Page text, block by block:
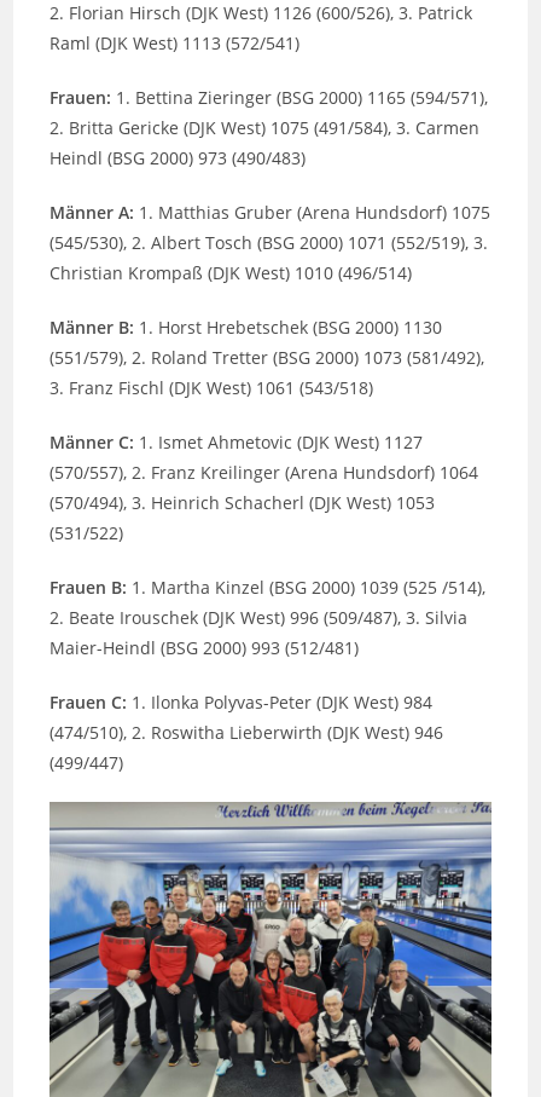
2. Florian Hirsch (DJK West) 1126 (600/526), 3. Patrick
Raml (DJK West) 1113 (572/541)
Frauen: 1. Bettina Zieringer (BSG 2000) 1165 (594/571),
2. Britta Gericke (DJK West) 1075 (491/584), 3. Carmen
Heindl (BSG 2000) 973 (490/483)
Männer A: 1. Matthias Gruber (Arena Hundsdorf) 1075
(545/530), 2. Albert Tosch (BSG 2000) 1071 (552/519), 3.
Christian Krompaß (DJK West) 1010 (496/514)
Männer B: 1. Horst Hrebetschek (BSG 2000) 1130
(551/579), 2. Roland Tretter (BSG 2000) 1073 (581/492),
3. Franz Fischl (DJK West) 1061 (543/518)
Männer C: 1. Ismet Ahmetovic (DJK West) 1127
(570/557), 2. Franz Kreilinger (Arena Hundsdorf) 1064
(570/494), 3. Heinrich Schacherl (DJK West) 1053
(531/522)
Frauen B: 1. Martha Kinzel (BSG 2000) 1039 (525 /514),
2. Beate Irouschek (DJK West) 996 (509/487), 3. Silvia
Maier-Heindl (BSG 2000) 993 (512/481)
Frauen C: 1. Ilonka Polyvas-Peter (DJK West) 984
(474/510), 2. Roswitha Lieberwirth (DJK West) 946
(499/447)